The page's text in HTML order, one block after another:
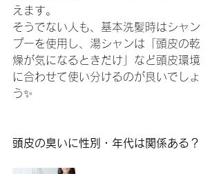
えます。
そうでない人も、基本洗髪時はシャン
プーを使用し、湯シャンは「頭皮の乾
燥が気になるときだけ」など頭皮環境
に合わせて使い分けるのが良いでしょ
う✨
頭皮の臭いに性別・年代は関係ある？